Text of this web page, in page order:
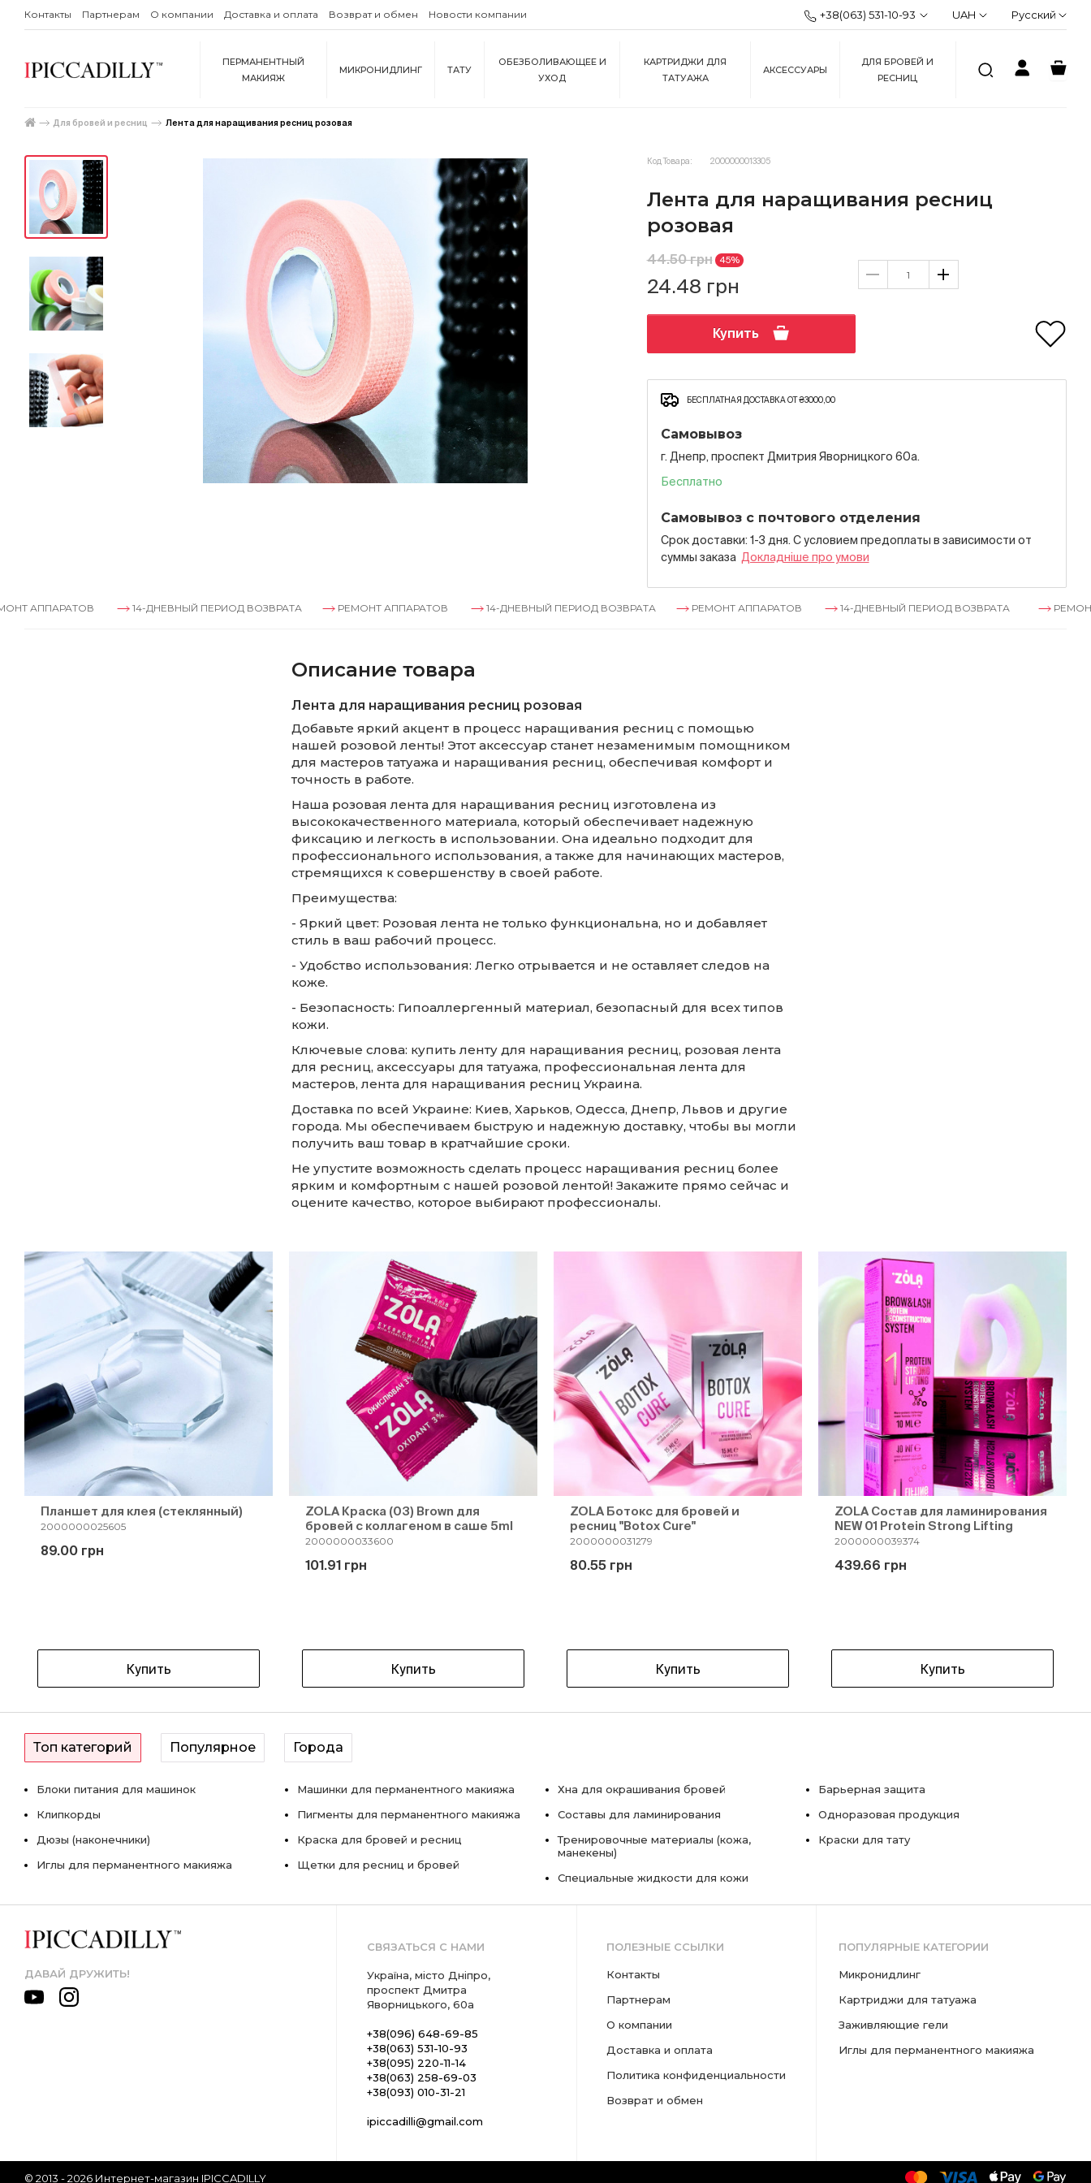
Контакты Партнерам О компании Доставка и оплата Возврат и обмен Новости компании +38(063) 531-10-93 UAH Русский
ПЕРМАНЕНТНЫЙ
МАКИЯЖ
МИКРОНИДЛИНГ ТАТУ
ОБЕЗБОЛИВАЮЩЕЕ И
УХОД
КАРТРИДЖИ ДЛЯ
ТАТУАЖА
АКСЕССУАРЫ
ДЛЯ БРОВЕЙ И
РЕСНИЦ
Для бровей и ресниц Лента для наращивания ресниц розовая
Код Товара: 2000000013305
Лента для наращивания ресниц
розовая
44.50 грн 45%
24.48 грн
Купить
БЕСПЛАТНАЯ ДОСТАВКА ОТ ₴3000,00
Самовывоз
г. Днепр, проспект Дмитрия Яворницкого 60а.
Бесплатно
Самовывоз с почтового отделения
Срок доставки: 1-3 дня. С условием предоплаты в зависимости от
суммы заказа Докладнiше про умови
14-ДНЕВНЫЙ ПЕРИОД ВОЗВРАТА РЕМОНТ АППАРАТОВ 14-ДНЕВНЫЙ ПЕРИОД ВОЗВРАТА РЕМОНТ АППАРАТОВ 14-ДНЕВНЫЙ ПЕРИОД ВОЗВРАТА РЕМОНТ
Описание товара
Лента для наращивания ресниц розовая
Добавьте яркий акцент в процесс наращивания ресниц с помощью
нашей розовой ленты! Этот аксессуар станет незаменимым помощником
для мастеров татуажа и наращивания ресниц, обеспечивая комфорт и
точность в работе.
Наша розовая лента для наращивания ресниц изготовлена из
высококачественного материала, который обеспечивает надежную
фиксацию и легкость в использовании. Она идеально подходит для
профессионального использования, а также для начинающих мастеров,
стремящихся к совершенству в своей работе.
Преимущества:
- Яркий цвет: Розовая лента не только функциональна, но и добавляет
стиль в ваш рабочий процесс.
- Удобство использования: Легко отрывается и не оставляет следов на
коже.
- Безопасность: Гипоаллергенный материал, безопасный для всех типов
кожи.
Ключевые слова: купить ленту для наращивания ресниц, розовая лента
для ресниц, аксессуары для татуажа, профессиональная лента для
мастеров, лента для наращивания ресниц Украина.
Доставка по всей Украине: Киев, Харьков, Одесса, Днепр, Львов и другие
города. Мы обеспечиваем быструю и надежную доставку, чтобы вы могли
получить ваш товар в кратчайшие сроки.
Не упустите возможность сделать процесс наращивания ресниц более
ярким и комфортным с нашей розовой лентой! Закажите прямо сейчас и
оцените качество, которое выбирают профессионалы.
Планшет для клея (стеклянный)
2000000025605
89.00 грн
Купить
ZOLA Краска (03) Brown для
бровей с коллагеном в саше 5ml
2000000033600
101.91 грн
Купить
ZOLA Ботокс для бровей и
ресниц "Botox Cure"
2000000031279
80.55 грн
Купить
ZOLA Состав для ламинирования
NEW 01 Protein Strong Lifting
2000000039374
439.66 грн
Купить
Топ категорий Популярное Города
Блоки питания для машинок
Клипкорды
Дюзы (наконечники)
Иглы для перманентного макияжа
Машинки для перманентного макияжа
Пигменты для перманентного макияжа
Краска для бровей и ресниц
Щетки для ресниц и бровей
Хна для окрашивания бровей
Составы для ламинирования
Тренировочные материалы (кожа,
манекены)
Специальные жидкости для кожи
Барьерная защита
Одноразовая продукция
Краски для тату
ДАВАЙ ДРУЖИТЬ!
СВЯЗАТЬСЯ С НАМИ
Україна, місто Дніпро,
проспект Дмитра
Яворницького, 60а
+38(096) 648-69-85
+38(063) 531-10-93
+38(095) 220-11-14
+38(063) 258-69-03
+38(093) 010-31-21
ipiccadilli@gmail.com
ПОЛЕЗНЫЕ ССЫЛКИ
Контакты
Партнерам
О компании
Доставка и оплата
Политика конфиденциальности
Возврат и обмен
ПОПУЛЯРНЫЕ КАТЕГОРИИ
микронидлинг
картриджи для татуажа
заживляющие гели
иглы для перманентного макияжа
© 2013 - 2026 Интернет-магазин IPICCADILLY